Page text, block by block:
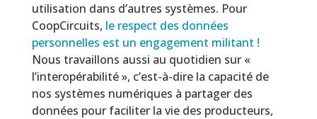
utilisation dans d’autres systèmes. Pour
CoopCircuits, le respect des données
personnelles est un engagement militant !
Nous travaillons aussi au quotidien sur «
l’interopérabilité », c’est-à-dire la capacité de
nos systèmes numériques à partager des
données pour faciliter la vie des producteurs,